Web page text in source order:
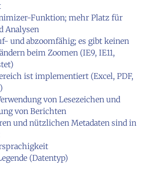
Funktion; mehr Platz für
Analysen
und abzoomfähig; es gibt keinen
beim Zoomen (IE9, IE11,
ist implementiert (Excel, PDF,
von Lesezeichen und
von Berichten
und nützlichen Metadaten sind in
(Datentyp)